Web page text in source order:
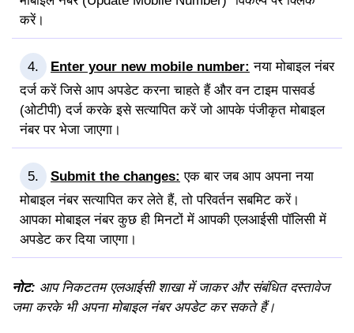
करें।
Enter your new mobile number: नया मोबाइल नंबर
दर्ज करें जिसे आप अपडेट करना चाहते हैं और वन टाइम पासवर्ड
(ओटीपी) दर्ज करके इसे सत्यापित करें जो आपके पंजीकृत मोबाइल
नंबर पर भेजा जाएगा।
Submit the changes: एक बार जब आप अपना नया
मोबाइल नंबर सत्यापित कर लेते हैं, तो परिवर्तन सबमिट करें।
आपका मोबाइल नंबर कुछ ही मिनटों में आपकी एलआईसी पॉलिसी में
अपडेट कर दिया जाएगा।
नोट: आप निकटतम एलआईसी शाखा में जाकर और संबंधित दस्तावेज
जमा करके भी अपना मोबाइल नंबर अपडेट कर सकते हैं।